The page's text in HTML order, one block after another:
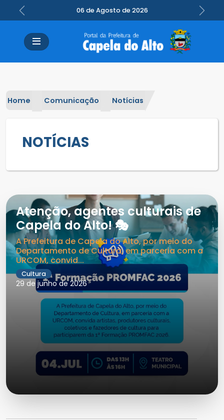
06 de Agosto de 2026
Previous Next
Home Comunicação Notícias
NOTÍCIAS
Atenção, agentes culturais de
Capela do Alto! 🎭
A Prefeitura de Capela do Alto, por meio do
Departamento de Cultura, em parceria com a
URCOM, convid...
Cultura
29 de junho de 2026